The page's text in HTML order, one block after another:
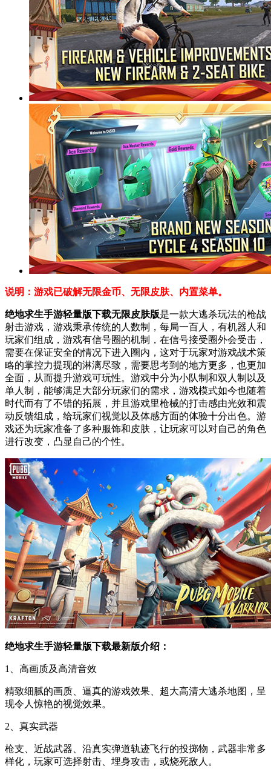
说明：游戏已破解无限金币、无限皮肤、内置菜单。
绝地求生手游轻量版下载无限皮肤版是一款大逃杀玩法的枪战
射击游戏，游戏秉承传统的人数制，每局一百人，有机器人和
玩家们组成，游戏有信号圈的机制，在信号接受圈外会受击，
需要在保证安全的情况下进入圈内，这对于玩家对游戏战术策
略的掌控力提现的淋漓尽致，需要思考到的地方更多，也更加
全面，从而提升游戏可玩性。游戏中分为小队制和双人制以及
单人制，能够满足大部分玩家们的需求，游戏模式如今也随着
时代而有了不错的拓展，并且游戏里枪械的打击感由光效和震
动反馈组成，给玩家们视觉以及体感方面的体验十分出色。游
戏还为玩家准备了多种服饰和皮肤，让玩家可以对自己的角色
进行改变，凸显自己的个性。
绝地求生手游轻量版下载最新版介绍：
1、高画质及高清音效
精致细腻的画质、逼真的游戏效果、超大高清大逃杀地图，呈
现令人惊艳的视觉效果。
2、真实武器
枪支、近战武器、沿真实弹道轨迹飞行的投掷物，武器非常多
样化，玩家可选择射击、埋身攻击，或烧死敌人。